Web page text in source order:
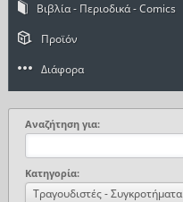
Βιβλία - Περιοδικά - Comics
Προϊόν
Διάφορα
Αναζήτηση για:
Κατηγορία:
Τραγουδιστές - Συγκροτήματα